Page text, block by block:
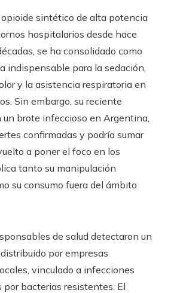
sintético de alta potencia
hospitalarios desde hace
se ha consolidado como
indispensable para la sedación,
y la asistencia respiratoria en
Sin embargo, su reciente
brote infeccioso en Argentina,
confirmadas y podría sumar
a poner el foco en los
tanto su manipulación
su consumo fuera del ámbito
de salud detectaron un
por empresas
vinculado a infecciones
por bacterias resistentes. El